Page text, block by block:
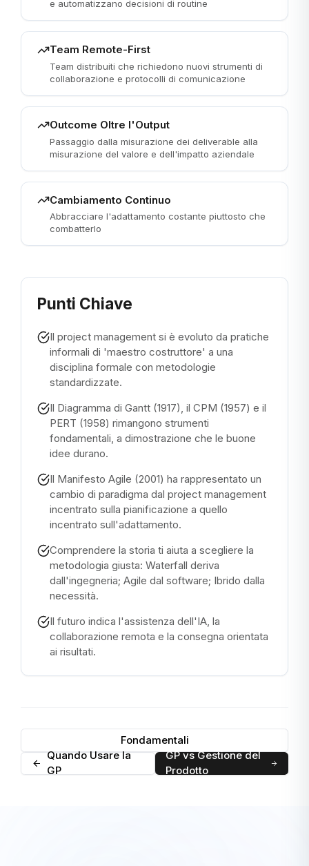
e automatizzano decisioni di routine
Team Remote-First
Team distribuiti che richiedono nuovi strumenti di
collaborazione e protocolli di comunicazione
Outcome Oltre l'Output
Passaggio dalla misurazione dei deliverable alla
misurazione del valore e dell'impatto aziendale
Cambiamento Continuo
Abbracciare l'adattamento costante piuttosto che
combatterlo
Punti Chiave
Il project management si è evoluto da pratiche
informali di 'maestro costruttore' a una
disciplina formale con metodologie
standardizzate.
Il Diagramma di Gantt (1917), il CPM (1957) e il
PERT (1958) rimangono strumenti
fondamentali, a dimostrazione che le buone
idee durano.
Il Manifesto Agile (2001) ha rappresentato un
cambio di paradigma dal project management
incentrato sulla pianificazione a quello
incentrato sull'adattamento.
Comprendere la storia ti aiuta a scegliere la
metodologia giusta: Waterfall deriva
dall'ingegneria; Agile dal software; Ibrido dalla
necessità.
Il futuro indica l'assistenza dell'IA, la
collaborazione remota e la consegna orientata
ai risultati.
Fondamentali
Quando Usare la
GP
GP vs Gestione del
Prodotto